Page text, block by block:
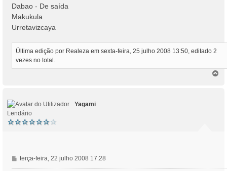
Dabao - De saída
Makukula
Urretavizcaya
Última edição por Realeza em sexta-feira, 25 julho 2008 13:50, editado 2
vezes no total.
Yagami
Lendário
M
e
terça-feira, 22 julho 2008 17:28